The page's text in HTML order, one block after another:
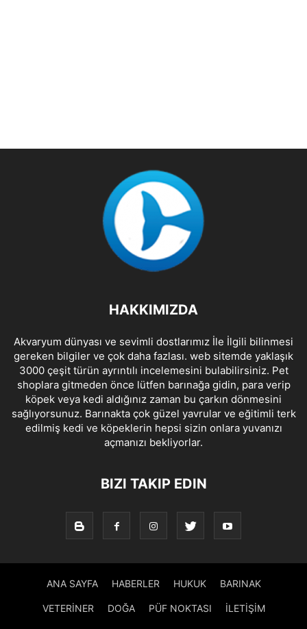
HAKKIMIZDA
Akvaryum dünyası ve sevimli dostlarımız İle İlgili bilinmesi
gereken bilgiler ve çok daha fazlası. web sitemde yaklaşık
3000 çeşit türün ayrıntılı incelemesini bulabilirsiniz. Pet
shoplara gitmeden önce lütfen barınağa gidin, para verip
köpek veya kedi aldığınız zaman bu çarkın dönmesini
sağlıyorsunuz. Barınakta çok güzel yavrular ve eğitimli terk
edilmiş kedi ve köpeklerin hepsi sizin onlara yuvanızı
açmanızı bekliyorlar.
BIZI TAKIP EDIN
ANA SAYFA HABERLER HUKUK BARINAK
VETERİNER DOĞA PÜF NOKTASI İLETİŞİM